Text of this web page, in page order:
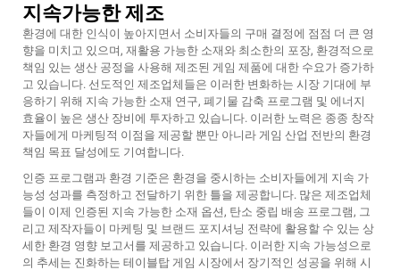
지속가능한 제조
환경에 대한 인식이 높아지면서 소비자들의 구매 결정에 점점 더 큰 영
향을 미치고 있으며, 재활용 가능한 소재와 최소한의 포장, 환경적으로
책임 있는 생산 공정을 사용해 제조된 게임 제품에 대한 수요가 증가하
고 있습니다. 선도적인 제조업체들은 이러한 변화하는 시장 기대에 부
응하기 위해 지속 가능한 소재 연구, 폐기물 감축 프로그램 및 에너지
효율이 높은 생산 장비에 투자하고 있습니다. 이러한 노력은 종종 창작
자들에게 마케팅적 이점을 제공할 뿐만 아니라 게임 산업 전반의 환경
책임 목표 달성에도 기여합니다.
인증 프로그램과 환경 기준은 환경을 중시하는 소비자들에게 지속 가
능성 성과를 측정하고 전달하기 위한 틀을 제공합니다. 많은 제조업체
들이 이제 인증된 지속 가능한 소재 옵션, 탄소 중립 배송 프로그램, 그
리고 제작자들이 마케팅 및 브랜드 포지셔닝 전략에 활용할 수 있는 상
세한 환경 영향 보고서를 제공하고 있습니다. 이러한 지속 가능성으로
의 추세는 진화하는 테이블탑 게임 시장에서 장기적인 성공을 위해 시